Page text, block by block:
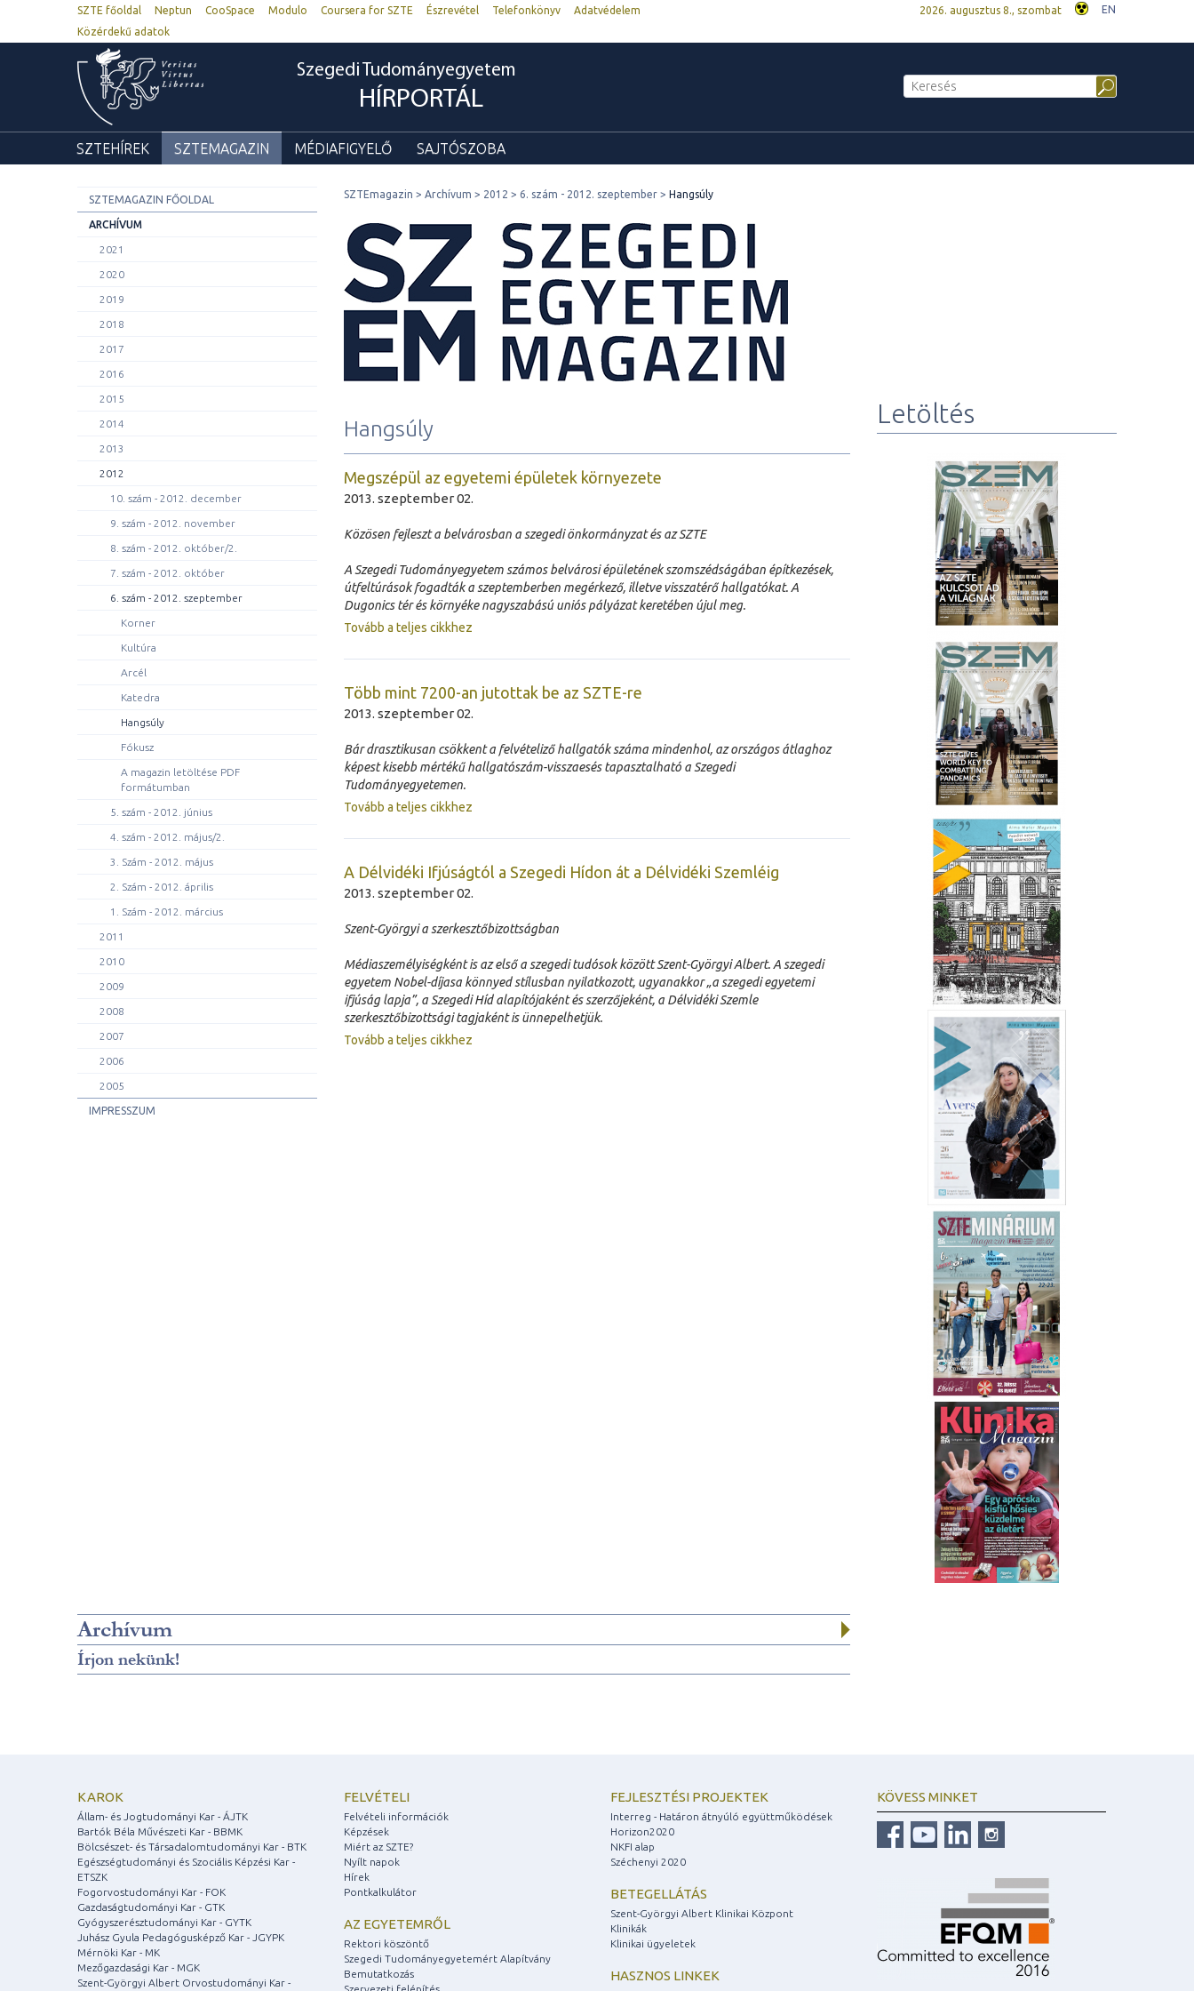
SZTE főoldal Neptun CooSpace Modulo Coursera for SZTE Észrevétel Telefonkönyv
Adatvédelem
Közérdekű adatok
2026. augusztus 8., szombat EN
Szegedi Tudományegyetem
HÍRPORTÁL
SZTEHÍREK SZTEMAGAZIN MÉDIAFIGYELŐ SAJTÓSZOBA
SZTEMAGAZIN FŐOLDAL
ARCHÍVUM
2021
2020
2019
2018
2017
2016
2015
2014
2013
2012
10. szám - 2012. december
9. szám - 2012. november
8. szám - 2012. október/2.
7. szám - 2012. október
6. szám - 2012. szeptember
Korner
Kultúra
Arcél
Katedra
Hangsúly
Fókusz
A magazin letöltése PDF
formátumban
5. szám - 2012. június
4. szám - 2012. május/2.
3. Szám - 2012. május
2. Szám - 2012. április
1. Szám - 2012. március
2011
2010
2009
2008
2007
2006
2005
IMPRESSZUM
SZTEmagazin Archívum 2012 6. szám - 2012. szeptember Hangsúly
Hangsúly
Megszépül az egyetemi épületek környezete
2013. szeptember 02.
Közösen fejleszt a belvárosban a szegedi önkormányzat és az SZTE
A Szegedi Tudományegyetem számos belvárosi épületének szomszédságában építkezések,
útfeltúrások fogadták a szeptemberben megérkező, illetve visszatérő hallgatókat. A
Dugonics tér és környéke nagyszabású uniós pályázat keretében újul meg.
Tovább a teljes cikkhez
Több mint 7200-an jutottak be az SZTE-re
2013. szeptember 02.
Bár drasztikusan csökkent a felvételiző hallgatók száma mindenhol, az országos átlaghoz
képest kisebb mértékű hallgatószám-visszaesés tapasztalható a Szegedi
Tudományegyetemen.
Tovább a teljes cikkhez
A Délvidéki Ifjúságtól a Szegedi Hídon át a Délvidéki Szemléig
2013. szeptember 02.
Szent-Györgyi a szerkesztőbizottságban
Médiaszemélyiségként is az első a szegedi tudósok között Szent-Györgyi Albert. A szegedi
egyetem Nobel-díjasa könnyed stílusban nyilatkozott, ugyanakkor „a szegedi egyetemi
ifjúság lapja”, a Szegedi Híd alapítójaként és szerzőjeként, a Délvidéki Szemle
szerkesztőbizottsági tagjaként is ünnepelhetjük.
Tovább a teljes cikkhez
Letöltés
Archívum
Írjon nekünk!
KAROK
Állam- és Jogtudományi Kar - ÁJTK
Bartók Béla Művészeti Kar - BBMK
Bölcsészet- és Társadalomtudományi Kar - BTK
Egészségtudományi és Szociális Képzési Kar -
ETSZK
Fogorvostudományi Kar - FOK
Gazdaságtudományi Kar - GTK
Gyógyszerésztudományi Kar - GYTK
Juhász Gyula Pedagógusképző Kar - JGYPK
Mérnöki Kar - MK
Mezőgazdasági Kar - MGK
Szent-Györgyi Albert Orvostudományi Kar -
FELVÉTELI
Felvételi információk
Képzések
Miért az SZTE?
Nyílt napok
Hírek
Pontkalkulátor
AZ EGYETEMRŐL
Rektori köszöntő
Szegedi Tudományegyetemért Alapítvány
Bemutatkozás
FEJLESZTÉSI PROJEKTEK
Interreg - Határon átnyúló együttműködések
Horizon2020
NKFI alap
Széchenyi 2020
BETEGELLÁTÁS
Szent-Györgyi Albert Klinikai Központ
Klinikák
Klinikai ügyeletek
HASZNOS LINKEK
KÖVESS MINKET